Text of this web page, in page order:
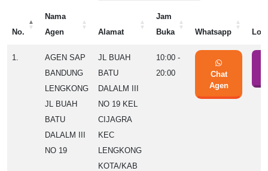
No.
Nama
Agen
Alamat
Jam
Buka
Whatsapp
No.
Nama
Agen
Alamat
Jam
Buka
Whatsapp
1.
AGEN SAP
BANDUNG
LENGKONG
JL BUAH
BATU
DALALM III
NO 19
JL BUAH
BATU
DALALM III
NO 19 KEL
CIJAGRA
KEC
LENGKONG
KOTA/KAB
10:00 -
20:00
Chat
Agen